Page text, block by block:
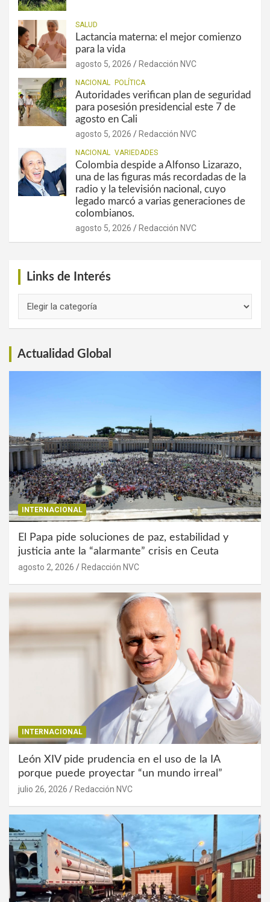
SALUD
Lactancia materna: el mejor comienzo
para la vida
agosto 5, 2026 Redacción NVC
NACIONAL POLÍTICA
Autoridades verifican plan de seguridad
para posesión presidencial este 7 de
agosto en Cali
agosto 5, 2026 Redacción NVC
NACIONAL VARIEDADES
Colombia despide a Alfonso Lizarazo,
una de las figuras más recordadas de la
radio y la televisión nacional, cuyo
legado marcó a varias generaciones de
colombianos.
agosto 5, 2026 Redacción NVC
Links de Interés
Actualidad Global
INTERNACIONAL
El Papa pide soluciones de paz, estabilidad y
justicia ante la “alarmante” crisis en Ceuta
agosto 2, 2026 Redacción NVC
INTERNACIONAL
León XIV pide prudencia en el uso de la IA
porque puede proyectar “un mundo irreal”
julio 26, 2026 Redacción NVC